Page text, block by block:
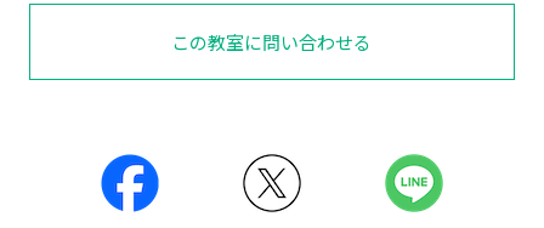
この教室に問い合わせる